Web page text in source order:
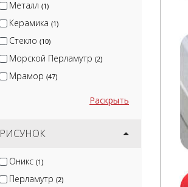
Металл (1)
Керамика (1)
Стекло (10)
Морской Перламутр (2)
Мрамор (47)
Раскрыть
РИСУНОК
Оникс (1)
Перламутр (2)